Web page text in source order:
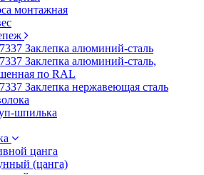
монтажная
Заклепка алюминий-сталь
Заклепка алюминий-сталь,
по RAL
Заклепка нержавеющая сталь
шпилька
цанга
(цанга)